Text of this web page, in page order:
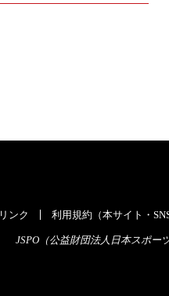
リンク 利用規約（本サイト・
JSPO（公益財団法人日本スポー